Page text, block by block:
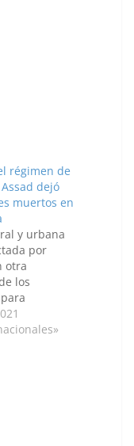
régimen de
dejó
muertos en
y urbana
por
otra
los
Idlib como